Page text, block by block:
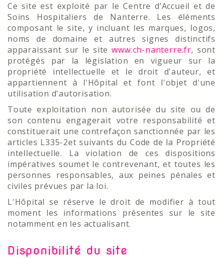
Ce site est exploité par le Centre d’Accueil et de
Soins Hospitaliers de Nanterre. Les éléments
composant le site, y incluant les marques, logos,
noms de domaine et autres signes distinctifs
apparaissant sur le sitewww.ch-nanterre.fr, sont
protégés par la législation en vigueur sur la
propriété intellectuelle et le droit d'auteur, et
appartiennent à l'Hôpital et font l'objet d'une
utilisation d'autorisation.
Toute exploitation non autorisée du site ou de
son contenu engagerait votre responsabilité et
constituerait une contrefaçon sanctionnée par les
articles L335-2et suivants du Code de la Propriété
intellectuelle. La violation de ces dispositions
impératives soumet le contrevenant, et toutes les
personnes responsables, aux peines pénales et
civiles prévues par la loi.
L'Hôpital se réserve le droit de modifier à tout
moment les informations présentes sur le site
notamment en les actualisant.
Disponibilité du site